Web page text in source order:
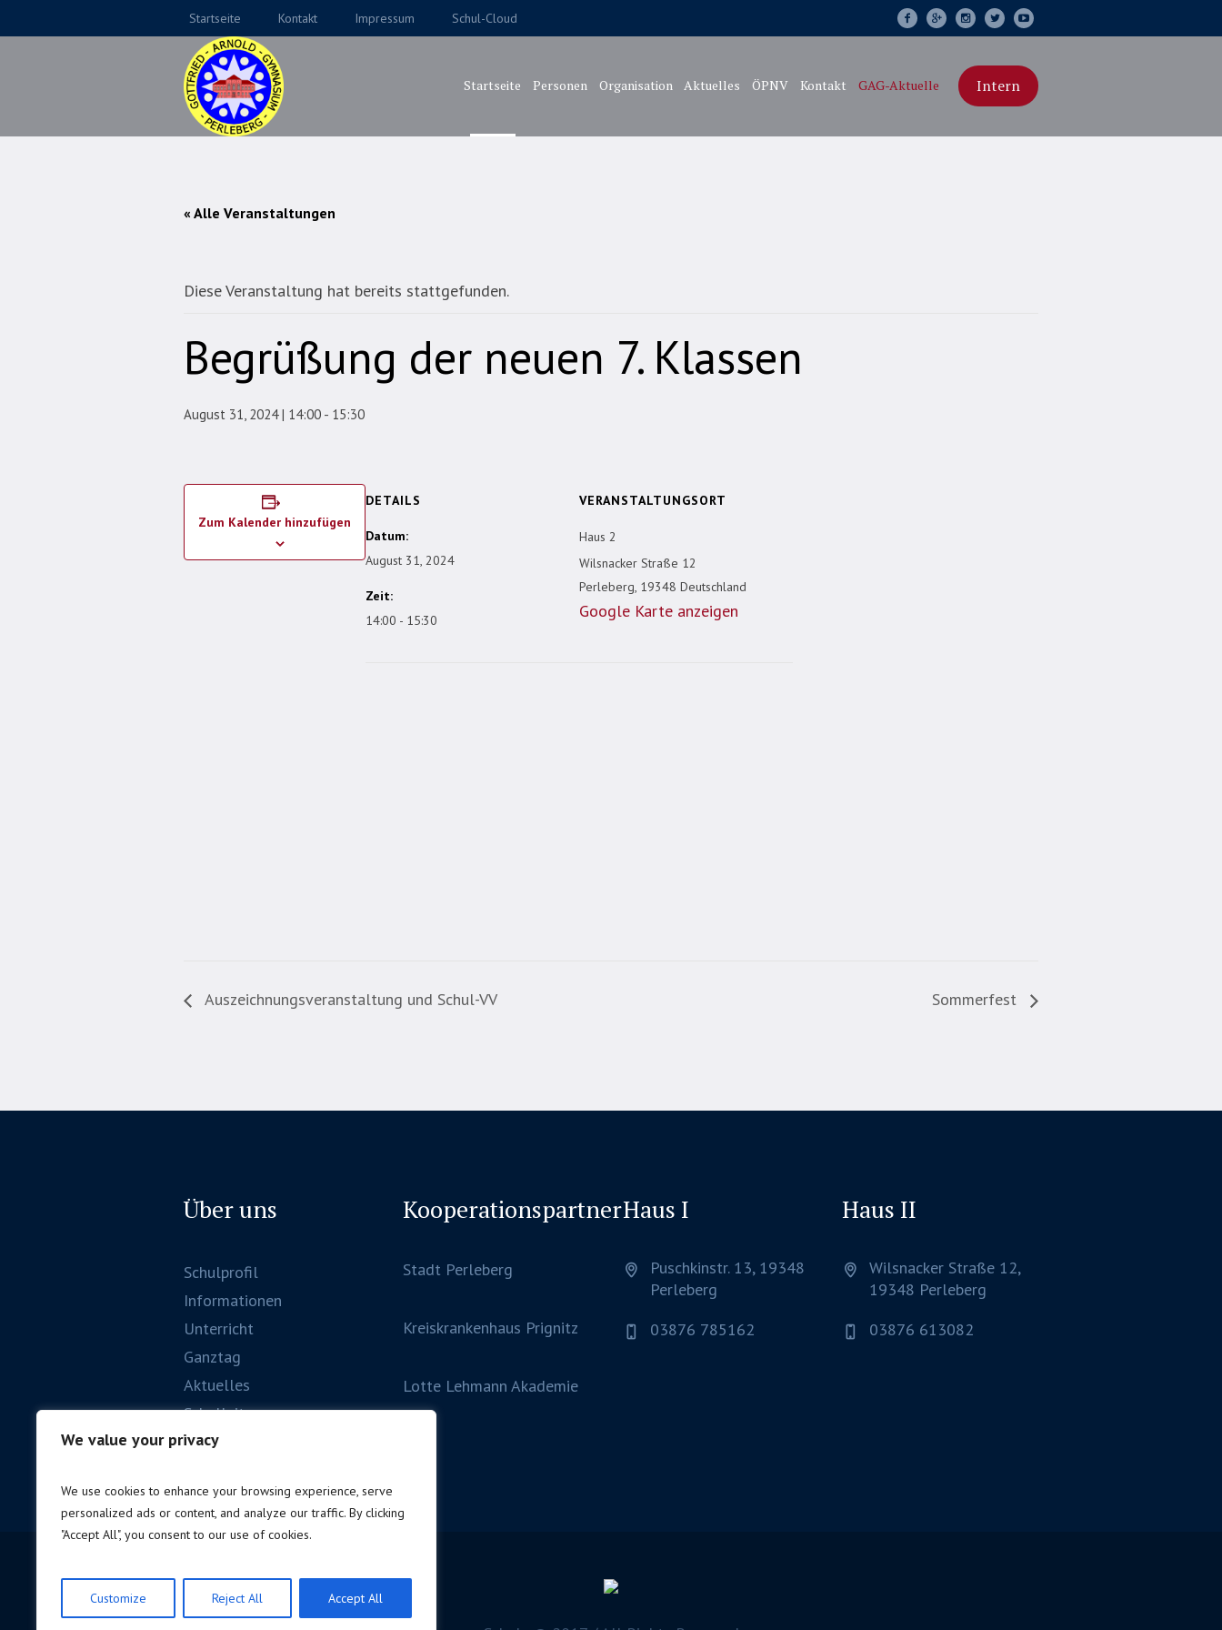
We value your privacy
We use cookies to enhance your browsing experience, serve
personalized ads or content, and analyze our traffic. By clicking
"Accept All", you consent to our use of cookies.
Customize Reject All Accept All
Startseite Kontakt Impressum Schul-Cloud
Intern
Startseite Personen Organisation Aktuelles ÖPNV Kontakt GAG-Aktuelle
« Alle Veranstaltungen
Diese Veranstaltung hat bereits stattgefunden.
Begrüßung der neuen 7. Klassen
August 31, 2024 | 14:00 - 15:30
Zum Kalender hinzufügen
DETAILS
Datum:
August 31, 2024
Zeit:
14:00 - 15:30
VERANSTALTUNGSORT
Haus 2
Wilsnacker Straße 12
Perleberg, 19348 Deutschland
Google Karte anzeigen
Auszeichnungsveranstaltung und Schul-VV Sommerfest
Über uns
Schulprofil
Informationen
Unterricht
Ganztag
Aktuelles
Schulleitung
Kooperationspartner
Stadt Perleberg
Kreiskrankenhaus Prignitz
Lotte Lehmann Akademie
Haus I
Puschkinstr. 13, 19348
Perleberg
03876 785162
Haus II
Wilsnacker Straße 12,
19348 Perleberg
03876 613082